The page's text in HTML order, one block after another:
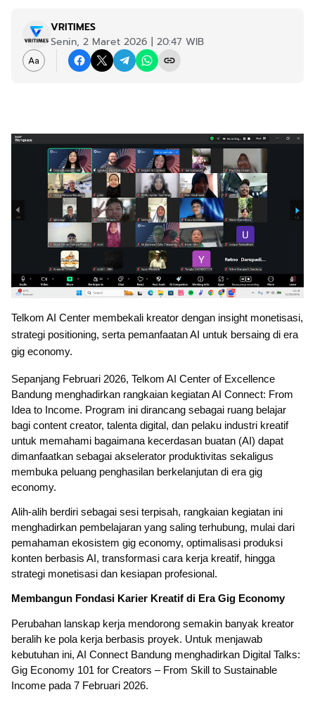
VRITIMES
Senin, 2 Maret 2026 | 20:47 WIB
Telkom AI Center membekali kreator dengan insight monetisasi,
strategi positioning, serta pemanfaatan AI untuk bersaing di era
gig economy.
Sepanjang Februari 2026, Telkom AI Center of Excellence
Bandung menghadirkan rangkaian kegiatan AI Connect: From
Idea to Income. Program ini dirancang sebagai ruang belajar
bagi content creator, talenta digital, dan pelaku industri kreatif
untuk memahami bagaimana kecerdasan buatan (AI) dapat
dimanfaatkan sebagai akselerator produktivitas sekaligus
membuka peluang penghasilan berkelanjutan di era gig
economy.
Alih-alih berdiri sebagai sesi terpisah, rangkaian kegiatan ini
menghadirkan pembelajaran yang saling terhubung, mulai dari
pemahaman ekosistem gig economy, optimalisasi produksi
konten berbasis AI, transformasi cara kerja kreatif, hingga
strategi monetisasi dan kesiapan profesional.
Membangun Fondasi Karier Kreatif di Era Gig Economy
Perubahan lanskap kerja mendorong semakin banyak kreator
beralih ke pola kerja berbasis proyek. Untuk menjawab
kebutuhan ini, AI Connect Bandung menghadirkan Digital Talks:
Gig Economy 101 for Creators – From Skill to Sustainable
Income pada 7 Februari 2026.